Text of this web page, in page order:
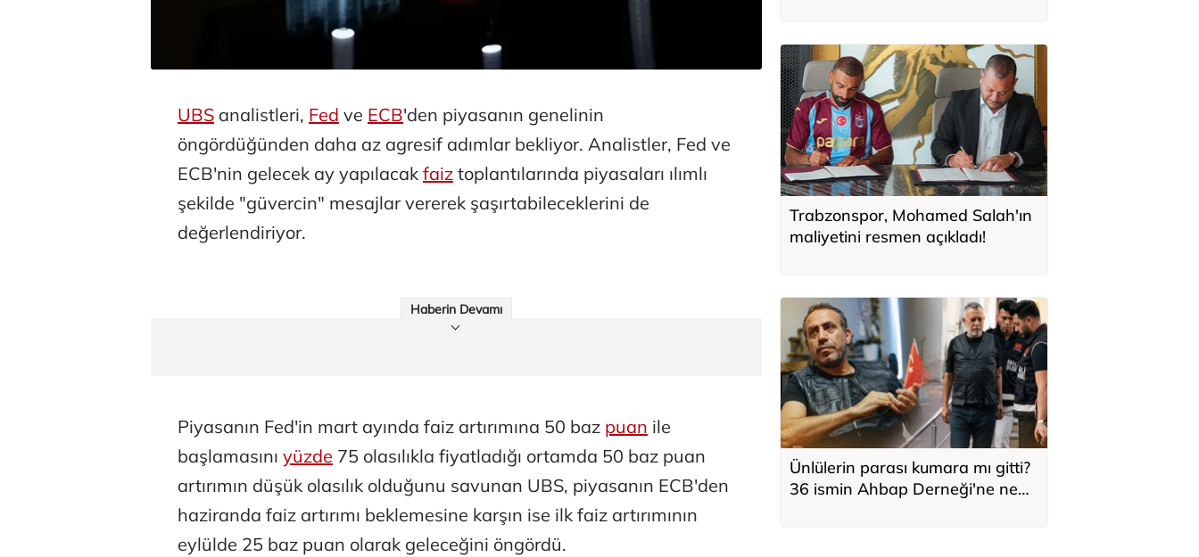
UBS analistleri, Fed ve ECB'den piyasanın genelinin
öngördüğünden daha az agresif adımlar bekliyor. Analistler, Fed ve
ECB'nin gelecek ay yapılacak faiz toplantılarında piyasaları ılımlı
şekilde "güvercin" mesajlar vererek şaşırtabileceklerini de
değerlendiriyor.
Haberin Devamı
Piyasanın Fed'in mart ayında faiz artırımına 50 baz puan ile
başlamasını yüzde 75 olasılıkla fiyatladığı ortamda 50 baz puan
artırımın düşük olasılık olduğunu savunan UBS, piyasanın ECB'den
haziranda faiz artırımı beklemesine karşın ise ilk faiz artırımının
eylülde 25 baz puan olarak geleceğini öngördü.
Trabzonspor, Mohamed Salah'ın
maliyetini resmen açıkladı!
Ünlülerin parası kumara mı gitti?
36 ismin Ahbap Derneği'ne ne